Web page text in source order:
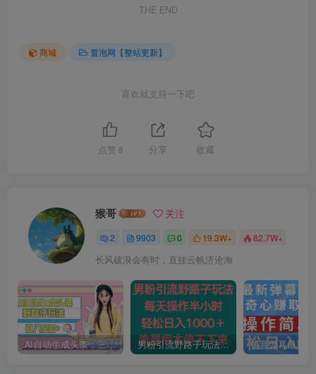
THE END
商城 冒泡网【整站更新】
喜欢就支持一下吧
点赞 8 分享 收藏
猴哥 关注
2 9903 0 19.3W+ 82.7W+
长风破浪会有时，直挂云帆济沧海
AI自动生成头条，三天必起号，三分钟轻松发布内容，复制粘贴，保姆级教… 男粉引流野路子玩法，每天操作半小时轻松日入1000＋，流量根本停不下来